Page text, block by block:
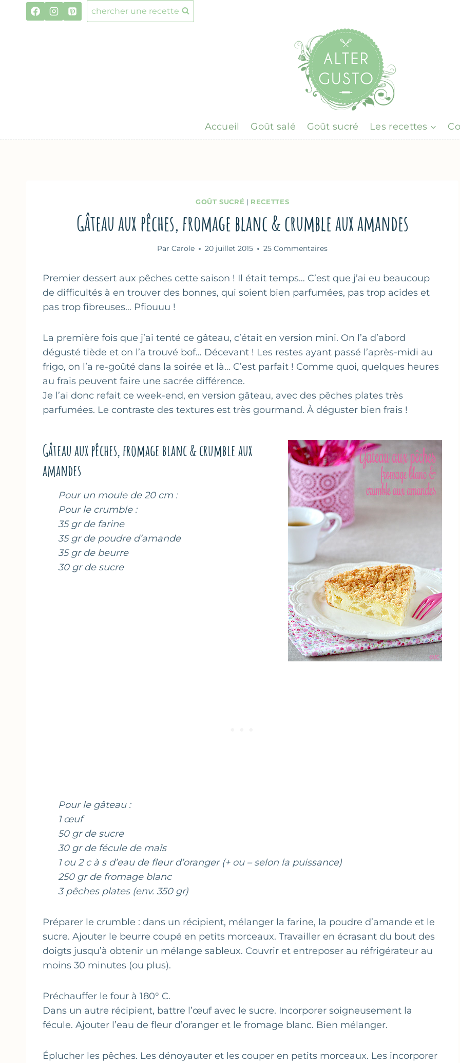
chercher une recette
Accueil Goût salé Goût sucré Les recettes
GOÛT SUCRÉ | RECETTES
Gâteau aux pêches, fromage blanc & crumble aux amandes
Par Carole 20 juillet 2015 25 Commentaires
Premier dessert aux pêches cette saison ! Il était temps… C’est que j’ai eu beaucoup
de difficultés à en trouver des bonnes, qui soient bien parfumées, pas trop acides et
pas trop fibreuses… Pfiouuu !
La première fois que j’ai tenté ce gâteau, c’était en version mini. On l’a d’abord
dégusté tiède et on l’a trouvé bof… Décevant ! Les restes ayant passé l’après-midi au
frigo, on l’a re-goûté dans la soirée et là… C’est parfait ! Comme quoi, quelques heures
au frais peuvent faire une sacrée différence.
Je l’ai donc refait ce week-end, en version gâteau, avec des pêches plates très
parfumées. Le contraste des textures est très gourmand. À déguster bien frais !
Gâteau aux pêches, fromage blanc & crumble aux
amandes
Pour un moule de 20 cm :
Pour le crumble :
35 gr de farine
35 gr de poudre d’amande
35 gr de beurre
30 gr de sucre
Pour le gâteau :
1 œuf
50 gr de sucre
30 gr de fécule de maïs
1 ou 2 c à s d’eau de fleur d’oranger (+ ou – selon la puissance)
250 gr de fromage blanc
3 pêches plates (env. 350 gr)
Préparer le crumble : dans un récipient, mélanger la farine, la poudre d’amande et le
sucre. Ajouter le beurre coupé en petits morceaux. Travailler en écrasant du bout des
doigts jusqu’à obtenir un mélange sableux. Couvrir et entreposer au réfrigérateur au
moins 30 minutes (ou plus).
Préchauffer le four à 180° C.
Dans un autre récipient, battre l’œuf avec le sucre. Incorporer soigneusement la
fécule. Ajouter l’eau de fleur d’oranger et le fromage blanc. Bien mélanger.
Éplucher les pêches. Les dénoyauter et les couper en petits morceaux. Les incorporer